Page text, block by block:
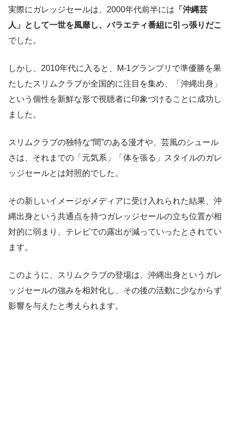
実際にガレッジセールは、2000年代前半には 「沖縄芸
人」として一世を風靡し、バラエティ番組に引っ張りだこ
でした。
しかし、2010年代に入ると、M-1グランプリで準優勝を果
たしたスリムクラブが全国的に注目を集め、「沖縄出身」
という個性を新鮮な形で視聴者に印象づけることに成功し
ました。
スリムクラブの独特な“間”のある漫才や、芸風のシュール
さは、それまでの「元気系」「体を張る」スタイルのガレ
ッジセールとは対照的でした。
その新しいイメージがメディアに受け入れられた結果、沖
縄出身という共通点を持つガレッジセールの立ち位置が相
対的に弱まり、テレビでの露出が減っていったとされてい
ます。
このように、スリムクラブの登場は、沖縄出身というガレ
ッジセールの強みを相対化し、その後の活動に少なからず
影響を与えたと考えられます。